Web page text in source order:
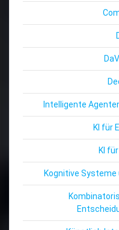
Intelligente
KI für
KI
Kognitive